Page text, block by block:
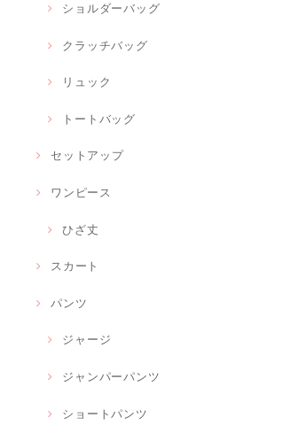
ショルダーバッグ
クラッチバッグ
リュック
トートバッグ
セットアップ
ワンピース
ひざ丈
スカート
パンツ
ジャージ
ジャンパーパンツ
ショートパンツ